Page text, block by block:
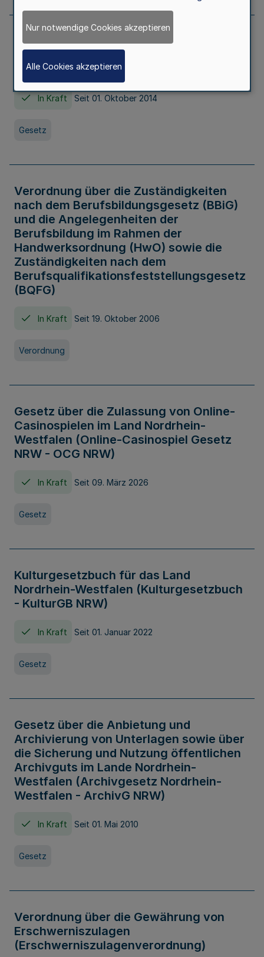
Gesetz über die Hochschulen des Landes
Nordrhein-Westfalen (Hochschulgesetz -
HG)
In Kraft Seit 01. Oktober 2014
Gesetz
Verordnung über die Zuständigkeiten
nach dem Berufsbildungsgesetz (BBiG)
und die Angelegenheiten der
Berufsbildung im Rahmen der
Handwerksordnung (HwO) sowie die
Zuständigkeiten nach dem
Berufsqualifikationsfeststellungsgesetz
(BQFG)
In Kraft Seit 19. Oktober 2006
Verordnung
Gesetz über die Zulassung von Online-
Casinospielen im Land Nordrhein-
Westfalen (Online-Casinospiel Gesetz
NRW - OCG NRW)
In Kraft Seit 09. März 2026
Gesetz
Kulturgesetzbuch für das Land
Nordrhein-Westfalen (Kulturgesetzbuch
- KulturGB NRW)
In Kraft Seit 01. Januar 2022
Gesetz
Gesetz über die Anbietung und
Archivierung von Unterlagen sowie über
die Sicherung und Nutzung öffentlichen
Archivguts im Lande Nordrhein-
Westfalen (Archivgesetz Nordrhein-
Westfalen - ArchivG NRW)
In Kraft Seit 01. Mai 2010
Gesetz
Verordnung über die Gewährung von
Erschwerniszulagen
(Erschwerniszulagenverordnung)
Nur notwendige Cookies akzeptieren
Alle Cookies akzeptieren